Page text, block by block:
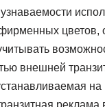
цветов,
внешней
реклама